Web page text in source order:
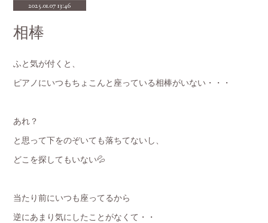
2025.01.07 13:46
相棒
ふと気が付くと、
ピアノにいつもちょこんと座っている相棒がいない・・・
あれ？
と思って下をのぞいても落ちてないし、
どこを探してもいない💦
当たり前にいつも座ってるから
逆にあまり気にしたことがなくて・・